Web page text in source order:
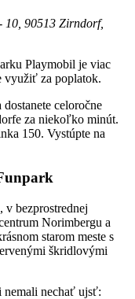
10, 90513 Zirndorf,
Playmobil je viac
využiť za poplatok.
celoročne
za niekoľko minút.
150. Vystúpte na
v bezprostrednej
Norimbergu a
starom meste s
škridlovými
nemali nechať ujsť: